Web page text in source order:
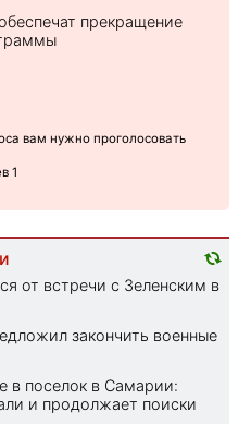
прекращение
вам нужно проголосовать
1
от встречи с Зеленским в
закончить военные
в поселок в Самарии:
и продолжает поиски